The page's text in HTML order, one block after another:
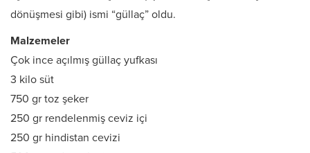
dönüşmesi gibi) ismi “güllaç” oldu.
Malzemeler
Çok ince açılmış güllaç yufkası
3 kilo süt
750 gr toz şeker
250 gr rendelenmiş ceviz içi
250 gr hindistan cevizi